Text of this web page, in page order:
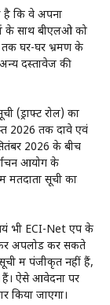
है कि वे अपना
के साथ बीएलओ को
तक घर-घर भ्रमण के
दस्तावेज की
(ड्राफ्ट रोल) का
2026 तक दावे एवं
2026 के बीच
आयोग के
मतदाता सूची का
भी ECI-Net एप के
अपलोड कर सकते
में पंजीकृत नहीं हैं,
ऐसे आवेदनों पर
किया जाएगा।